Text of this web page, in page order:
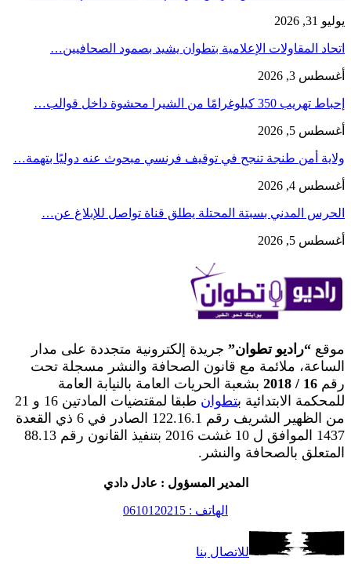
يوليو 31, 2026
اتحاد المقاولات الإعلامية بتطوان يشيد بصمود الصحافيين…
أغسطس 3, 2026
إحباط تهريب 350 كيلوغرامًا من الشيرا محشوة داخل قوالب…
أغسطس 5, 2026
ولاية أمن طنجة تنجح في توقيف فرنسي مبحوث عنه دوليًا بتهمة…
أغسطس 4, 2026
الحرس المدني بسبتة المحتلة يطلق قناة تواصل للإبلاغ عن…
أغسطس 5, 2026
موقع “راديو تطوان” جريدة إلكترونية متجددة على مدار
الساعة، ملائمة مع قانون الصحافة والنشر مسجلة تحت
رقم 16 / 2018
بشعبة الحريات العامة بالنيابة العامة
للمحكمة الابتدائية بتطوان
طبقا لمقتضيات المادتين 16 و 21
من الظهير الشريف رقم 122.16.1 الصادر في 6 ذي القعدة
1437 الموافق ل 10 غشت 2016 بتنفيذ القانون رقم 88.13
المتعلق بالصحافة والنشر.
المدير المسؤول : عادل دادي
الهاتف : 0610120215
للاتصال بنا